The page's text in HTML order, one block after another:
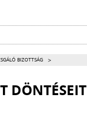
BIZOTTSÁG >
DÖNTÉSEIT